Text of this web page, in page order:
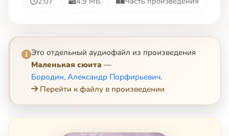
Это отдельный аудиофайл из произведения
Маленькая сюита —
Бородин, Александр Порфирьевич.
Перейти к файлу в произведении